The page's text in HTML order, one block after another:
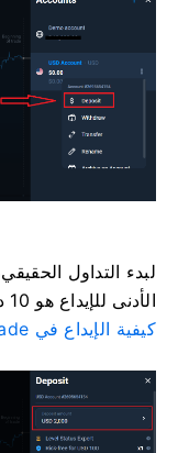
لبدء التداول
الأدنى للإيداع هو 10 دولارات أمريكية/يورو).
كيفية الإيداع في Olymptrade.